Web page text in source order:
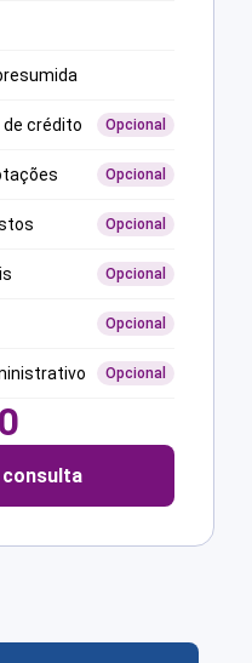
de crédito Opcional
Opcional
Opcional
Opcional
Opcional
Opcional